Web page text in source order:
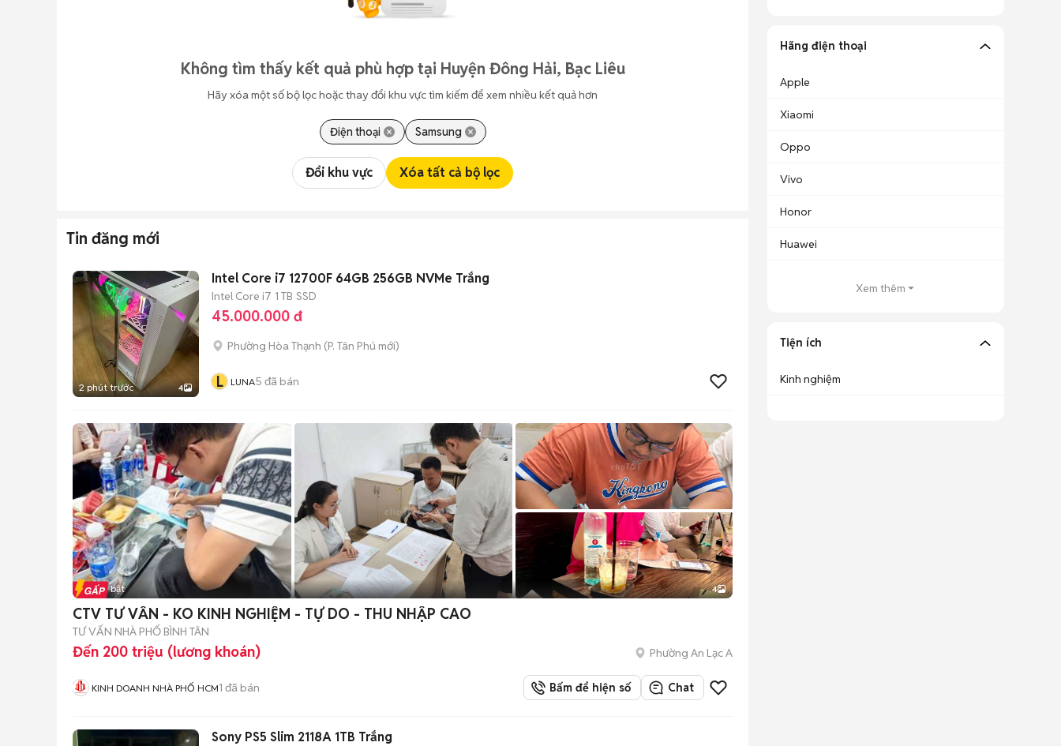
Không tìm thấy kết quả phù hợp tại Huyện Đông Hải, Bạc Liêu
Hãy xóa một số bộ lọc hoặc thay đổi khu vực tìm kiếm để xem nhiều kết quả hơn
Điện thoại Samsung
Đổi khu vực Xóa tất cả bộ lọc
Tin đăng mới
2 phút trước 4
Intel Core i7 12700F 64GB 256GB NVMe Trắng
Intel Core i7 1 TB SSD
45.000.000 đ
Phường Hòa Thạnh (P. Tân Phú mới)
L LUNA5 đã bán
Tin nổi bật 4
CTV TƯ VẤN - KO KINH NGHIỆM - TỰ DO - THU NHẬP CAO
TƯ VẤN NHÀ PHỐ BÌNH TÂN
Đến 200 triệu (lương khoán) Phường An Lạc A
KINH DOANH NHÀ PHỐ HCM1 đã bán Bấm để hiện số Chat
Sony PS5 Slim 2118A 1TB Trắng
Hãng điện thoại
Apple
Xiaomi
Oppo
Vivo
Honor
Huawei
Xem thêm
Tiện ích
Kinh nghiệm